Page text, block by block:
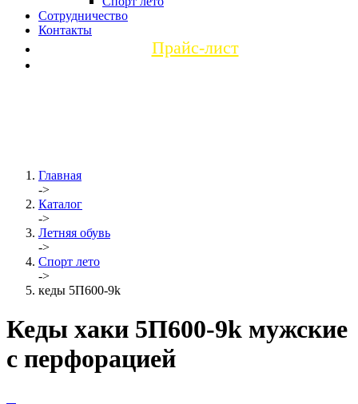
Сотрудничество
Контакты
Прайс-лист
Главная
->
Каталог
->
Летняя обувь
->
Спорт лето
->
кеды 5П600-9k
Кеды хаки 5П600-9k мужские
с перфорацией